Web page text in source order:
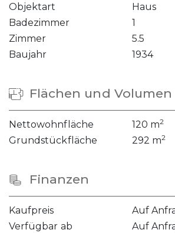
Objektart
Haus
Badezimmer
1
Zimmer
5.5
Baujahr
1934
Flächen und Volumen
Nettowohnfläche 120 m2
Grundstückfläche 292 m2
Finanzen
Kaufpreis
Auf
Verfügbar ab
Auf